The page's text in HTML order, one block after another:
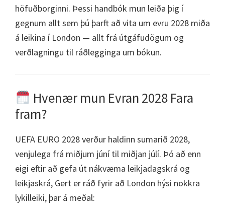
höfuðborginni. Þessi handbók mun leiða þig í
gegnum allt sem þú þarft að vita um evru 2028 miða
á leikina í London — allt frá útgáfudögum og
verðlagningu til ráðlegginga um bókun.
Hvenær mun Evran 2028 Fara
fram?
UEFA EURO 2028 verður haldinn sumarið 2028,
venjulega frá miðjum júní til miðjan júlí. Þó að enn
eigi eftir að gefa út nákvæma leikjadagskrá og
leikjaskrá, Gert er ráð fyrir að London hýsi nokkra
lykilleiki, þar á meðal: